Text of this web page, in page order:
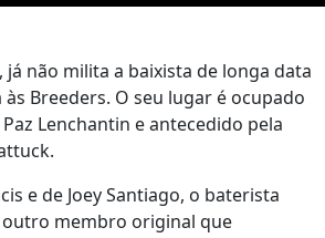
não milita a baixista de longa data
às Breeders. O seu lugar é ocupado
Lenchantin e antecedido pela
e de Joey Santiago, o baterista
outro membro original que